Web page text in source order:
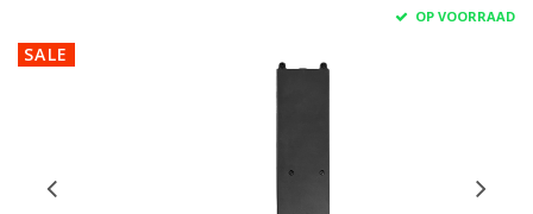
OP VOORRAAD
SALE